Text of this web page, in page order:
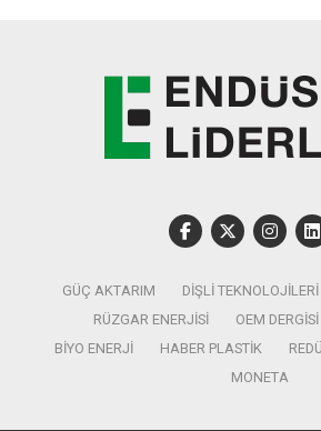
GÜÇ AKTARIM DIŞLI TEKNOLOJILERI
RÜZGAR ENERJISI
OEM DERGISI
BIYO ENERJI
HABER PLASTIK
MONETA